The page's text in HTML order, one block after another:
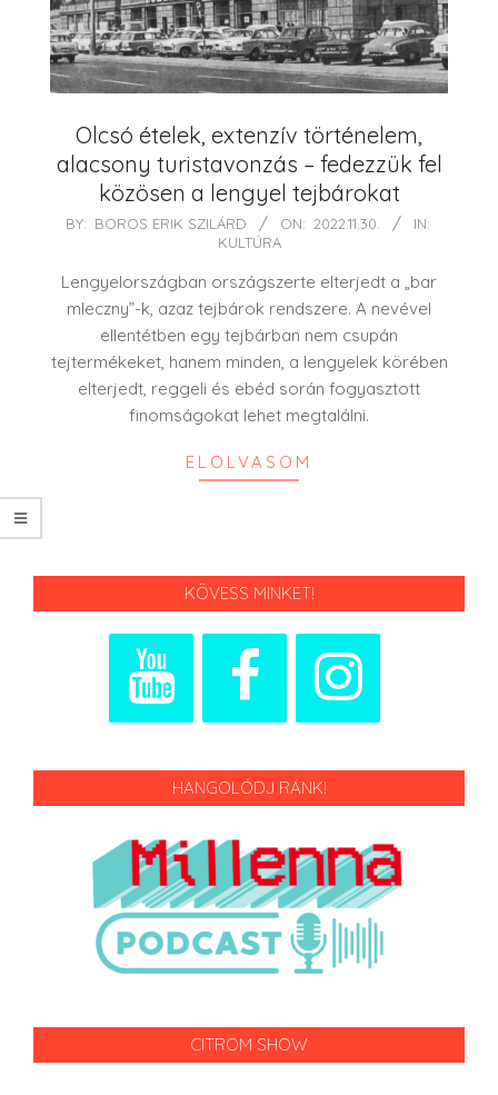
Olcsó ételek, extenzív történelem,
alacsony turistavonzás – fedezzük fel
közösen a lengyel tejbárokat
2022-
30
BY: BOROS ERIK SZILÁRD ON: 2022.11.30.
IN:
KULTÚRA
Lengyelországban országszerte elterjedt a „bar
mleczny”-k, azaz tejbárok rendszere. A nevével
ellentétben egy tejbárban nem csupán
tejtermékeket, hanem minden, a lengyelek körében
elterjedt, reggeli és ebéd során fogyasztott
finomságokat lehet megtalálni.
ELOLVASOM
KÖVESS MINKET!
HANGOLÓDJ RÁNK!
CITROM SHOW